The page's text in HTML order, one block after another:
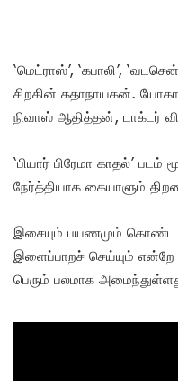
‘மெட்ராஸ்’, ‘கபாலி’,
சிறகின் கதாநாயகன்.
நிவாஸ் ஆதித்தன், டாக்டர்
‘பியார் பிரேமா காதல்’
நேர்த்தியாக கையாளும்
இசையும் பயணமும் கொண்ட
இளைப்பாறச் செய்யும் என்றே
பெரும் பலமாக